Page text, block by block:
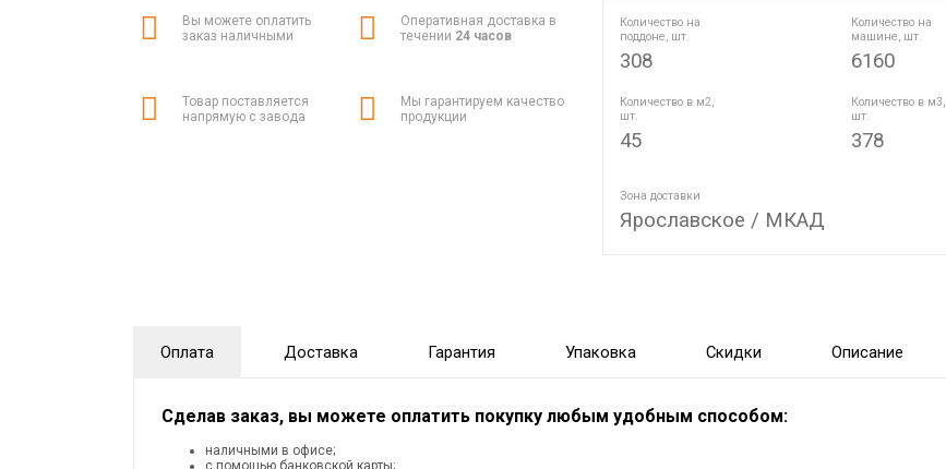
Вы можете оплатить
заказ наличными
Оперативная доставка в
течении 24 часов
Товар поставляется
напрямую с завода
Мы гарантируем качество
продукции
Количество на
поддоне, шт.
308
Количество на
машине, шт.
6160
Количество в м2,
шт.
45
Количество в м3,
шт.
378
Зона доставки
Ярославское / МКАД
Оплата Доставка Гарантия Упаковка Скидки Описание
Сделав заказ, вы можете оплатить покупку любым удобным способом:
наличными в офисе;
с помощью банковской карты;